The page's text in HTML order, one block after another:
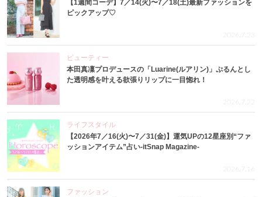
【1週間コーデ】7／14(火)〜7／18(土)最新ファッションを
ピックアップ♡
2026.7.23
ビューティー
本田真凜プロデュースの「Luarine(ルアリン)」ぷるんとし
た透明感を叶える欲張りリップに一目惚れ！
2026.7.22
ライフスタイル
【2026年7／16(火)〜7／31(金)】運気UPの12星座別“ファ
ッションアイテム”占い-itSnap Magazine-
2026.7.16
ファッション